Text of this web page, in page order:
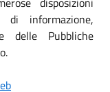
informazione,
delle Pubbliche